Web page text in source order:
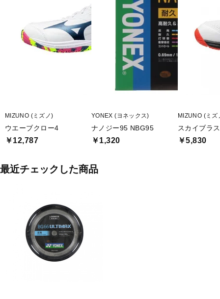
MIZUNO (ミズノ)
ウエーブクロー4
￥12,787
YONEX (ヨネックス)
ナノジー95 NBG95
￥1,320
MIZUNO (ミズ
スカイブラ
￥5,830
最近チェックした商品